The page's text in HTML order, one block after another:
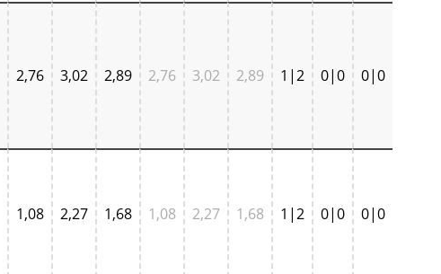
2,76 3,02 2,89 2,76 3,02 2,89 1|2 0|0 0|0
1,08 2,27 1,68 1,08 2,27 1,68 1|2 0|0 0|0